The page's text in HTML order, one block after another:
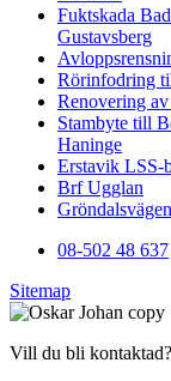
Fuktskada
Gustavsberg
Rörinfodring
Renovering
Stambyte till
Haninge
Erstavik LSS-
Brf Ugglan
08-502 48 637
Sitemap
Vill du bli kontaktad?